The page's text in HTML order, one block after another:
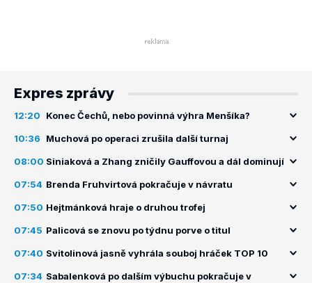
Expres zprávy
12:20 Konec Čechů, nebo povinná výhra Menšíka?
10:36 Muchová po operaci zrušila další turnaj
08:00 Siniaková a Zhang zničily Gauffovou a dál dominují
07:54 Brenda Fruhvirtová pokračuje v návratu
07:50 Hejtmánková hraje o druhou trofej
07:45 Palicová se znovu po týdnu porve o titul
07:40 Svitolinová jasně vyhrála souboj hráček TOP 10
07:34 Sabalenková po dalším výbuchu pokračuje v